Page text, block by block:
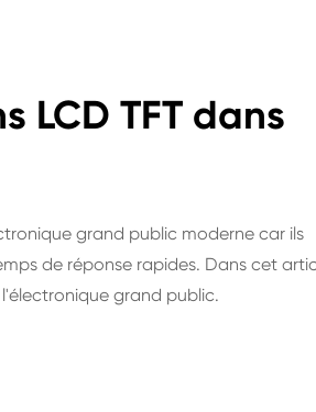
LCD TFT dans
grand public moderne car ils
de réponse rapides. Dans cet
grand public.